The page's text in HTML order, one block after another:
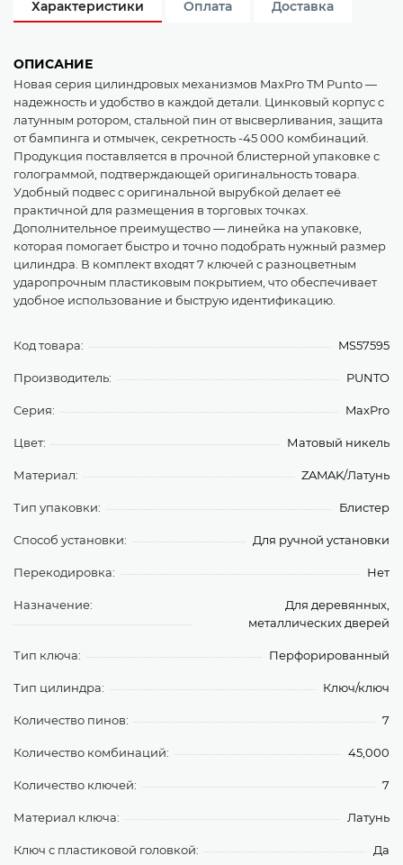
Характеристики Оплата Доставка
ОПИСАНИЕ
Новая серия цилиндровых механизмов MaxPro TM Punto —
надежность и удобство в каждой детали. Цинковый корпус с
латунным ротором, стальной пин от высверливания, защита
от бампинга и отмычек, секретность -45 000 комбинаций.
Продукция поставляется в прочной блистерной упаковке с
голограммой, подтверждающей оригинальность товара.
Удобный подвес с оригинальной вырубкой делает её
практичной для размещения в торговых точках.
Дополнительное преимущество — линейка на упаковке,
которая помогает быстро и точно подобрать нужный размер
цилиндра. В комплект входят 7 ключей с разноцветным
ударопрочным пластиковым покрытием, что обеспечивает
удобное использование и быструю идентификацию.
Код товара: MS57595
Производитель: PUNTO
Серия: MaxPro
Цвет: Матовый никель
Материал: ZAMAK/Латунь
Тип упаковки: Блистер
Способ установки: Для ручной установки
Перекодировка: Нет
Назначение:
Для деревянных,
металлических дверей
Тип ключа: Перфорированный
Тип цилиндра: Ключ/ключ
Количество пинов: 7
Количество комбинаций: 45,000
Количество ключей: 7
Материал ключа: Латунь
Ключ с пластиковой головкой: Да